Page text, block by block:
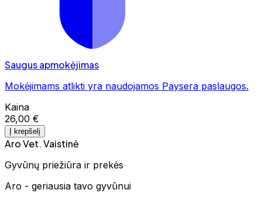
Saugus apmokėjimas
Mokėjimams atlikti yra naudojamos Paysera paslaugos.
Kaina
26,00 €
Į krepšelį
Aro Vet. Vaistinė
Gyvūnų priežiūra ir prekės
Aro - geriausia tavo gyvūnui